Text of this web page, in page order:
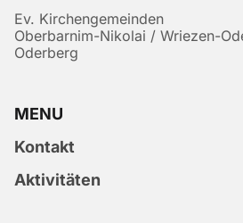
Ev. Kirchengemeinden
Oberbarnim-Nikolai / Wriezen-
Oderberg
MENU
Kontakt
Aktivitäten